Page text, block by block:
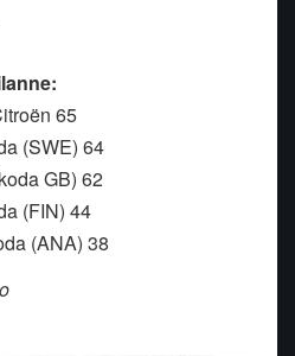
65
(SWE) 64
GB) 62
(FIN) 44
(ANA) 38